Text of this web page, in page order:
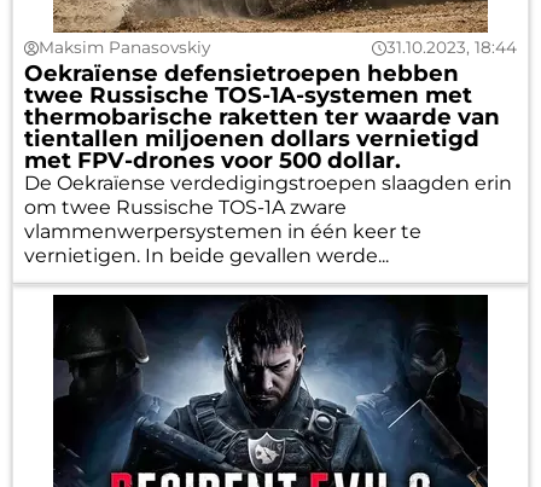
Maksim Panasovskiy 31.10.2023, 18:44
Oekraïense defensietroepen hebben
twee Russische TOS-1A-systemen met
thermobarische raketten ter waarde van
tientallen miljoenen dollars vernietigd
met FPV-drones voor 500 dollar.
De Oekraïense verdedigingstroepen slaagden erin
om twee Russische TOS-1A zware
vlammenwerpersystemen in één keer te
vernietigen. In beide gevallen werde...